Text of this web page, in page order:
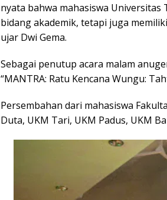
nyata bahwa mahasiswa
bidang akademik, tetapi juga
ujar Dwi Gema.
Sebagai penutup acara malam
“MANTRA: Ratu Kencana Wungu:
Persembahan dari mahasiswa
Duta, UKM Tari, UKM Padus, UKM